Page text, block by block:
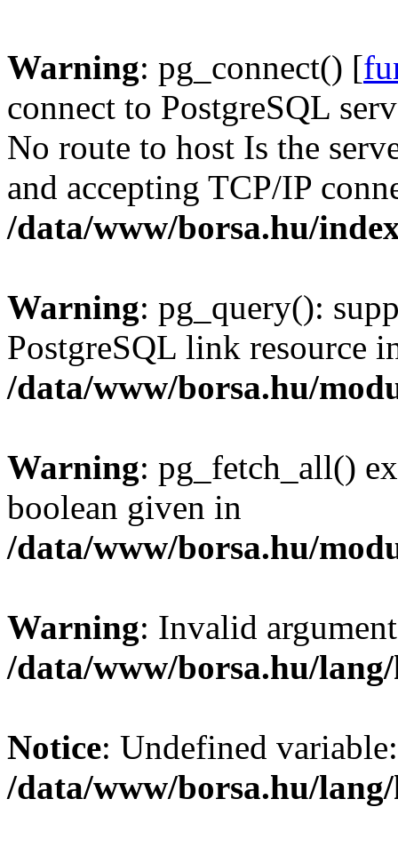
Warning: pg_connect() [
connect to PostgreSQL
No route to host Is the
and accepting TCP/IP
/data/www/borsa.hu/
Warning: pg_query():
PostgreSQL link resource
/data/www/borsa.hu/
Warning: pg_fetch_all()
boolean given in
/data/www/borsa.hu/
Warning: Invalid
/data/www/borsa.hu/
Notice: Undefined
/data/www/borsa.hu/